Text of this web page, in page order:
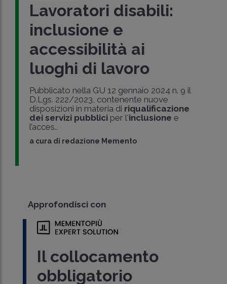
Lavoratori disabili:
inclusione e
accessibilità ai
luoghi di lavoro
Pubblicato nella GU 12 gennaio 2024 n. 9 il
D.Lgs. 222/2023, contenente nuove
disposizioni in materia di riqualificazione
dei servizi pubblici per l'inclusionee
l’acces..
a cura di redazione Memento
Approfondisci con
Il collocamento
obbligatorio